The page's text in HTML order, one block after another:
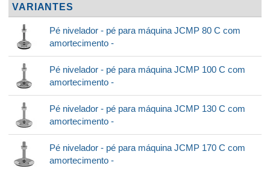
VARIANTES
Pé nivelador - pé para máquina JCMP 80 C com
amortecimento -
Pé nivelador - pé para máquina JCMP 100 C com
amortecimento -
Pé nivelador - pé para máquina JCMP 130 C com
amortecimento -
Pé nivelador - pé para máquina JCMP 170 C com
amortecimento -